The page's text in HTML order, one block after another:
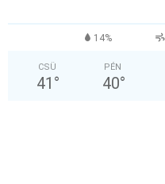
14%
CSÜ
41 °
PÉN
40°